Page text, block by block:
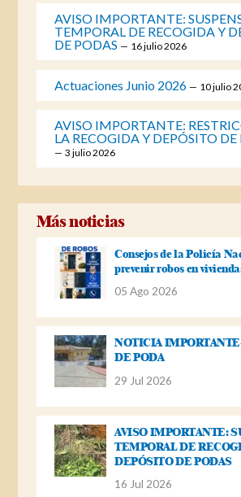
AVISO IMPORTANTE:
TEMPORAL DE RECOGIDA Y
DE PODAS
16 julio 2026
Actuaciones Junio 2026 10 julio
AVISO IMPORTANTE:
LA RECOGIDA Y DEPÓSITO DE
3 julio 2026
Más noticias
Consejos de la Policía
prevenir robos en
05 Ago 2026
NOTICIA
DE PODA
29 Jul 2026
AVISO IMPORTANTE:
TEMPORAL DE
DEPÓSITO DE PODAS
16 Jul 2026